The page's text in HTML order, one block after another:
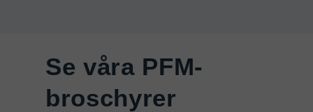
Se våra PFM-
broschyrer